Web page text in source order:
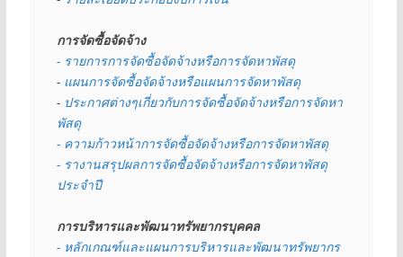
การจัดซื้อจัดจ้าง
- รายการการจัดซื้อจัดจ้างหรือการจัดหาพัสดุ
- แผนการจัดซื้อจัดจ้างหรือแผนการจัดหาพัสดุ
- ประกาศต่างๆเกี่ยวกับการจัดซื้อจัดจ้างหรือการจัดหา
พัสดุ
- ความก้าวหน้าการจัดซื้อจัดจ้างหรือการจัดหาพัสดุ
- รางานสรุปผลการจัดซื้อจัดจ้างหรือการจัดหาพัสดุ
ประจำปี
การบริหารและพัฒนาทรัพยากรบุคคล
- หลักเกณฑ์และแผนการบริหารและพัฒนาทรัพยากร